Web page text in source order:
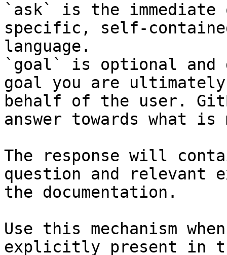
`ask` is the
specific, self-
language.
`goal` is optional and
goal you are
behalf of the user.
answer towards what
The response will
question and relevant
the documentation.
Use this mechanism
explicitly present in